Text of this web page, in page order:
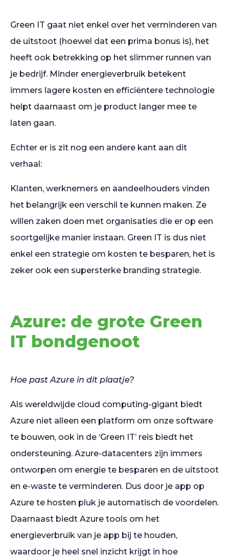
Green IT gaat niet enkel over het verminderen van
de uitstoot (hoewel dat een prima bonus is), het
heeft ook betrekking op het slimmer runnen van
je bedrijf. Minder energieverbruik betekent
immers lagere kosten en efficiëntere technologie
helpt daarnaast om je product langer mee te
laten gaan.
Echter er is zit nog een andere kant aan dit
verhaal:
Klanten, werknemers en aandeelhouders vinden
het belangrijk een verschil te kunnen maken. Ze
willen zaken doen met organisaties die er op een
soortgelijke manier instaan. Green IT is dus niet
enkel een strategie om kosten te besparen, het is
zeker ook een supersterke branding strategie.
Azure: de grote Green
IT bondgenoot
Hoe past Azure in dit plaatje?
Als wereldwijde cloud computing-gigant biedt
Azure niet alleen een platform om onze software
te bouwen, ook in de ‘Green IT’ reis biedt het
ondersteuning. Azure-datacenters zijn immers
ontworpen om energie te besparen en de uitstoot
en e-waste te verminderen. Dus door je app op
Azure te hosten pluk je automatisch de voordelen.
Daarnaast biedt Azure tools om het
energieverbruik van je app bij te houden,
waardoor je heel snel inzicht krijgt in hoe